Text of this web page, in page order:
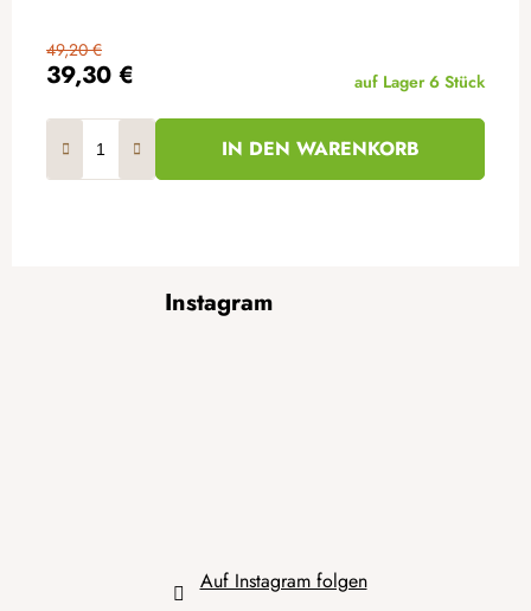
39,30 €
49,20 €
auf Lager 6 Stück
IN DEN WARENKORB
Instagram
Auf Instagram folgen